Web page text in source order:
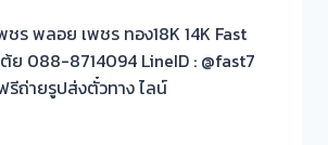
ชร พลอย เพชร ทอง18K 14K Fast
ย 088-8714094 LineID : @fast7
รีถ่ายรูปส่งตั๋วทาง ไลน์